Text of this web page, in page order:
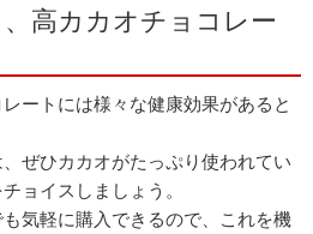
高カカオチョコレー
ートには様々な健康効果があると
ぜひカカオがたっぷり使われてい
ョイスしましょう。
気軽に購入できるので、これを機